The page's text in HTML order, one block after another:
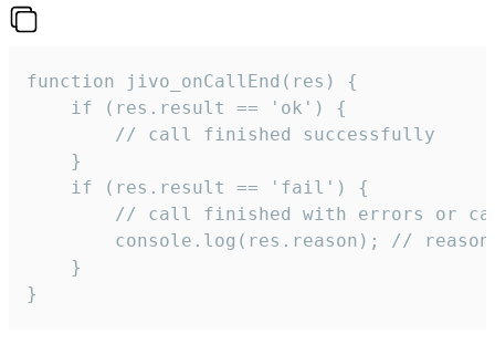
function jivo_onCallEnd(res) {
    if (res.result == 'ok') {
        // call finished successfully
    }
    if (res.result == 'fail') {
// call finished with errors or
console.log(res.reason); //
    }
}